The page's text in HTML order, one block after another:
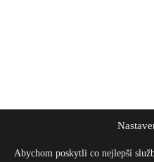
Abychom poskytli co nejlepší